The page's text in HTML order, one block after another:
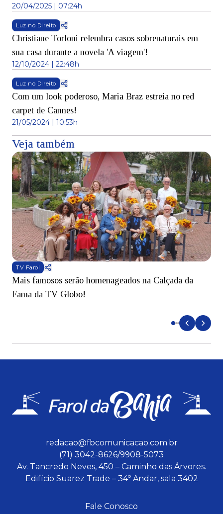
20/04/2025 | 07:24h
Luz no Direito
Christiane Torloni relembra casos sobrenaturais em
sua casa durante a novela 'A viagem'!
12/10/2024 | 22:48h
Luz no Direito
Com um look poderoso, Maria Braz estreia no red
carpet de Cannes!
21/05/2024 | 10:53h
Veja também
TV Farol
Mais famosos serão homenageados na Calçada da
Fama da TV Globo!
redacao@fbcomunicacao.com.br
(71) 3042-8626/9908-5073
Av. Tancredo Neves, 450 – Caminho das Árvores.
Edifício Suarez Trade – 34º Andar, sala 3402
Fale Conosco